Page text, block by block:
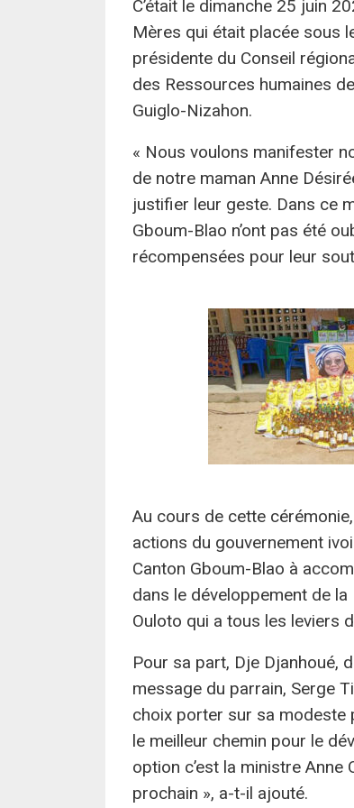
C’était le dimanche 25 juin
Mères qui était placée sous
présidente du Conseil
des Ressources humaines
Guiglo-Nizahon.
« Nous voulons manifester
de notre maman Anne
justifier leur geste. Dans ce
Gboum-Blao n’ont pas été
récompensées pour leur
Au cours de cette
actions du gouvernement
Canton Gboum-Blao à
dans le développement de
Ouloto qui a tous les leviers
Pour sa part, Dje Djanhoué,
message du parrain, Serge
choix porter sur sa modeste
le meilleur chemin pour le
option c’est la ministre
prochain », a-t-il ajouté.